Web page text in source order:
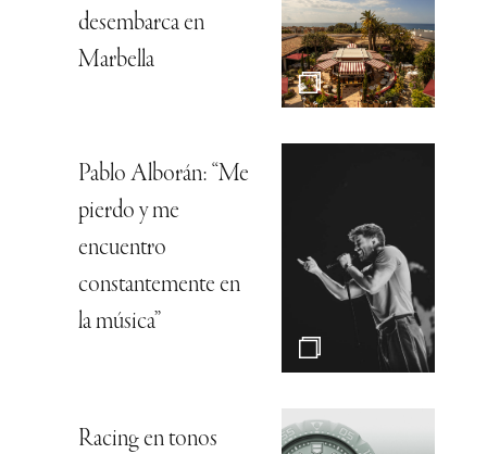
desembarca en
Marbella
Pablo Alborán: “Me
pierdo y me
encuentro
constantemente en
la música”
Racing en tonos